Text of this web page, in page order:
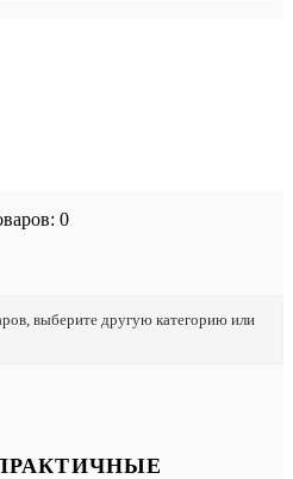
0
выберите другую категорию или